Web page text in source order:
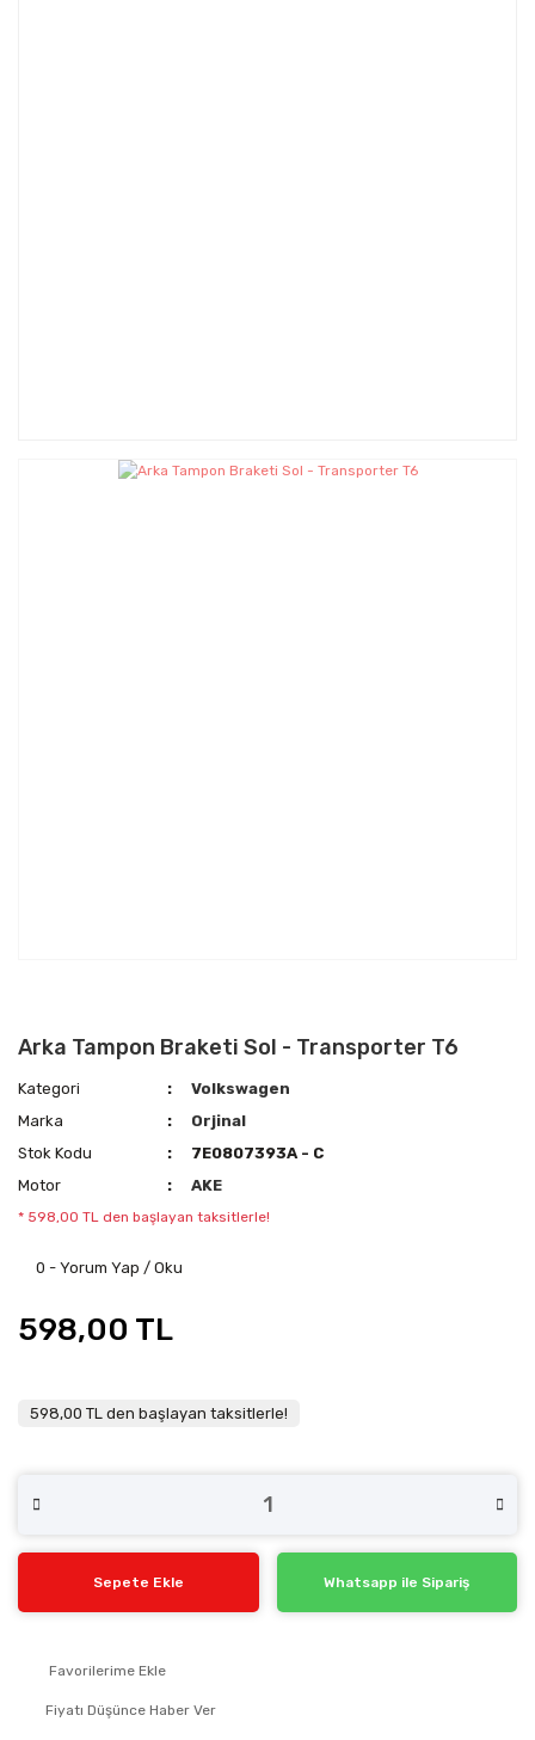
Arka Tampon Braketi Sol - Transporter T6
Kategori
Volkswagen
Marka
Orjinal
Stok Kodu
7E0807393A - C
Motor
AKE
* 598,00 TL den başlayan taksitlerle!
0 - Yorum Yap / Oku
598,00 TL
598,00 TL den başlayan taksitlerle!
Sepete Ekle Whatsapp ile Sipariş
Fiyatı Düşünce Haber Ver